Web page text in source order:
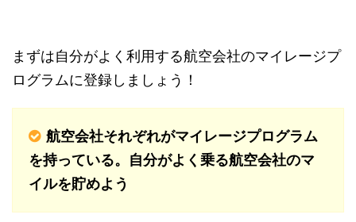
まずは自分がよく利用する航空会社のマイレージプ
ログラムに登録しましょう！
航空会社それぞれがマイレージプログラム
を持っている。自分がよく乗る航空会社のマ
イルを貯めよう